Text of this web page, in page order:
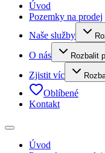
Úvod
Pozemky na prodej
Naše služby
O nás Rozbalit
Zjistit víc
Oblíbené
Kontakt
Úvod